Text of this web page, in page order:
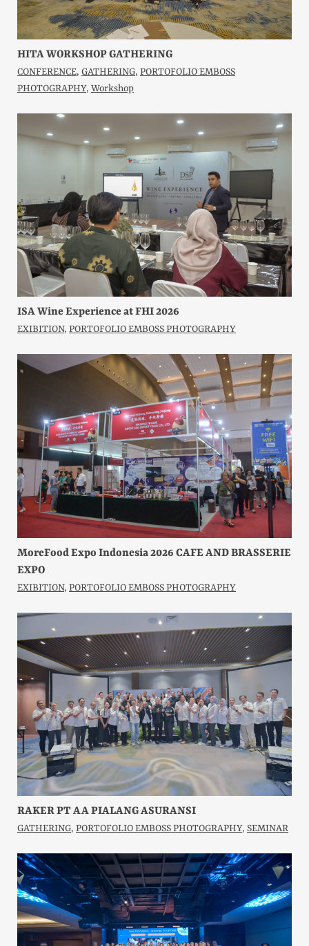
HITA WORKSHOP GATHERING
CONFERENCE, GATHERING, PORTOFOLIO EMBOSS
PHOTOGRAPHY, Workshop
ISA Wine Experience at FHI 2026
EXIBITION, PORTOFOLIO EMBOSS PHOTOGRAPHY
MoreFood Expo Indonesia 2026 CAFE AND BRASSERIE
EXPO
EXIBITION, PORTOFOLIO EMBOSS PHOTOGRAPHY
RAKER PT AA PIALANG ASURANSI
GATHERING, PORTOFOLIO EMBOSS PHOTOGRAPHY, SEMINAR